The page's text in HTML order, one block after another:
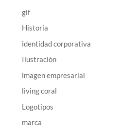
gif
Historia
identidad corporativa
Ilustración
imagen empresarial
living coral
Logotipos
marca